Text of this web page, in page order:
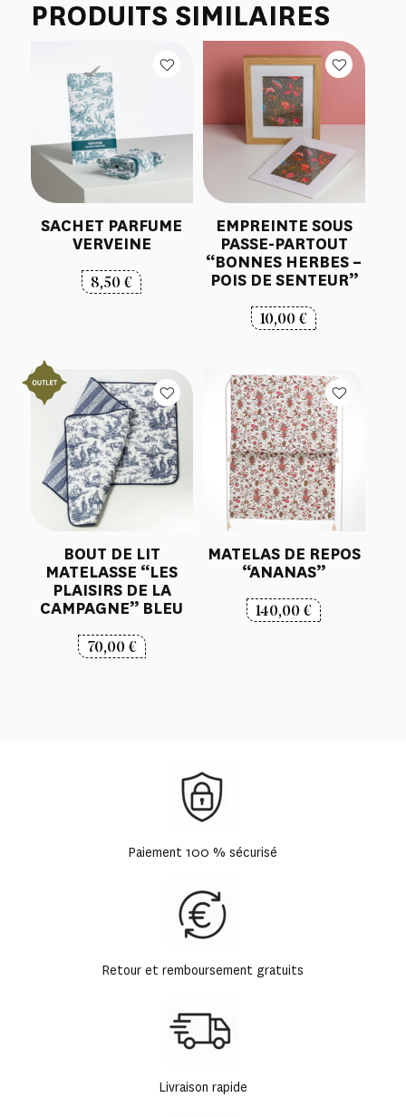
PRODUITS SIMILAIRES
SACHET PARFUME
VERVEINE
8,50€
EMPREINTE SOUS
PASSE-PARTOUT
“BONNES HERBES –
POIS DE SENTEUR”
10,00€
BOUT DE LIT
MATELASSE “LES
PLAISIRS DE LA
CAMPAGNE” BLEU
70,00€
MATELAS DE REPOS
“ANANAS”
140,00€
Paiement 100 % sécurisé
Retour et remboursement gratuits
Livraison rapide